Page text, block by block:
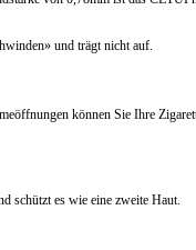
und trägt nicht auf.
können Sie Ihre
schützt es wie eine zweite Haut.